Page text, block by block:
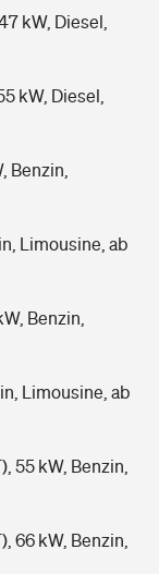
kW, Diesel,
kW, Diesel,
Benzin,
Limousine, ab
Benzin,
Limousine, ab
55 kW, Benzin,
66 kW, Benzin,